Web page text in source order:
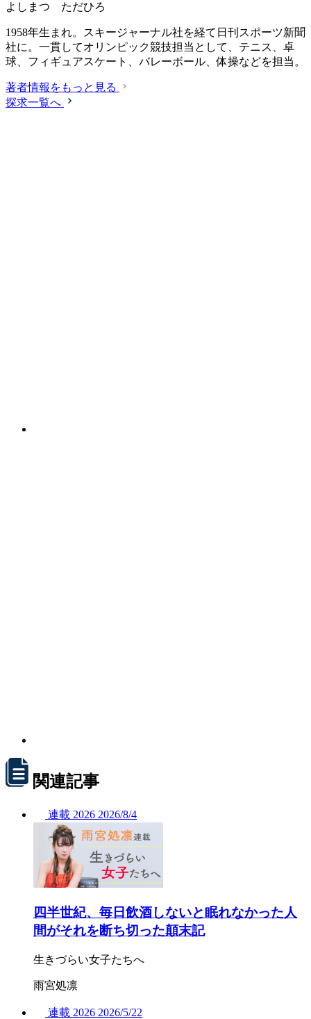
よしまつ ただひろ
1958年生まれ。スキージャーナル社を経て日刊スポーツ新聞
社に。一貫してオリンピック競技担当として、テニス、卓
球、フィギュアスケート、バレーボール、体操などを担当。
著者情報をもっと見る
探求一覧へ
関連記事
連載 2026 2026/8/4
四半世紀、毎日飲酒しないと眠れなかった人
間がそれを断ち切った顛末記
生きづらい女子たちへ
雨宮処凛
連載 2026 2026/5/22